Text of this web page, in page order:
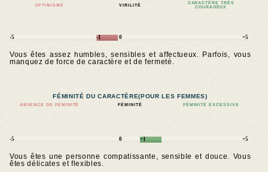
OPTIMISME VIRILITÉ
CARACTÈRE TRÈS
COURAGEUX
-5 -1 0 +5
Vous êtes assez humbles, sensibles et affectueux. Parfois, vous
manquez de force de caractère et de fermeté.
FÉMINITÉ DU CARACTÈRE(POUR LES FEMMES)
ABSENCE DE FÉMINITÉ FÉMINITÉ FÉMINITÉ EXCESSIVE
-5 0 +1 +5
Vous êtes une personne compatissante, sensible et douce. Vous
êtes délicates et flexibles.